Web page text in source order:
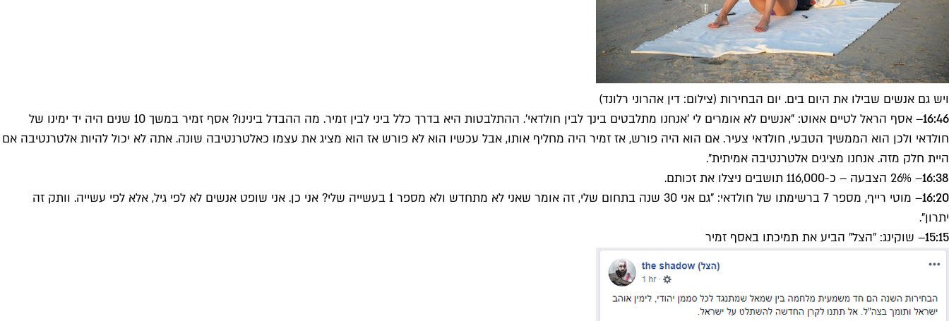
ויש גם אנשים שבילו את היום בים. יום הבחירות (צילום: דין אהרוני רלונד)
16:46
– אסף הראל לטיים אאוט: "אנשים לא אומרים לי 'אנחנו מתלבטים בינך לבין חולדאי'. ההתלבטות היא בדרך כלל ביני לבין זמיר. מה ההבדל בינינו? אסף זמיר במשך 10 שנים היה יד ימינו של
חולדאי ולכן הוא הממשיך הטבעי, חולדאי צעיר. אם הוא היה פורש, אז זמיר היה מחליף אותו, אבל עכשיו הוא לא פורש אז הוא מציג את עצמו כאלטרנטיבה שונה. אתה לא יכול להיות אלטרנטיבה אם
היית חלק מזה. אנחנו מציגים אלטרנטיבה אמיתית".
16:38– 26% הצבעה – כ-116,000 תושבים ניצלו את זכותם.
16:20
– מוטי רייף, מספר 7 ברשימתו של חולדאי: "גם אני 30 שנה בתחום שלי, זה אומר שאני לא מתחדש ולא מספר 1 בעשייה שלי? אני כן. אני שופט אנשים לא לפי גיל, אלא לפי עשייה. וותק זה
יתרון".
15:15– שוקינג: "הצל" הביע את תמיכתו באסף זמיר